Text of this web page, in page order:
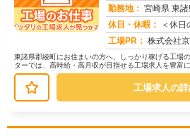
勤務地： 宮崎県 東
休日・休暇：
＜休日の一例＞＜休日＞5
工場PR： 株式会社京栄センターで、安定した
東諸県郡綾町にお住まいの方へ、しっかり稼げる工場
ターでは、高時給・高月収が目指せる工場求人を豊富
一例】◇ 製造ラインでの組立・加工...
工場求人の